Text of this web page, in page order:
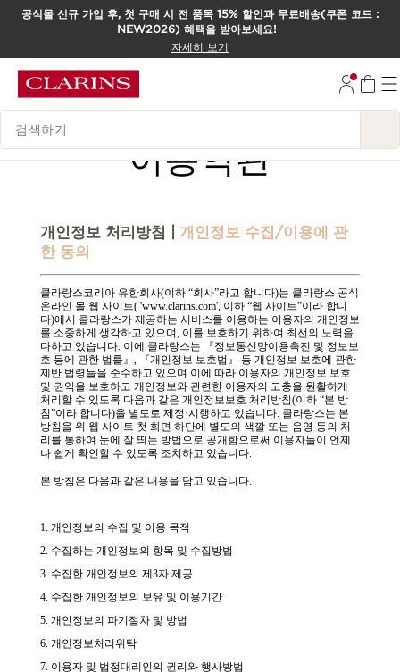
컨텐츠로 이동하기
공식몰 신규 가입 후, 첫 구매 시 전 품목 15% 할인과 무료배송(쿠폰 코드 :
NEW2026) 혜택을 받아보세요!
자세히 보기
범례 검색하기
뒤로
이용약관
개인정보 처리방침 |
개인정보 수집/이용에 관
한 동의
클라랑스코리아 유한회사(이하 “회사”라고 합니다)는 클라랑스 공식
온라인 몰 웹 사이트( 'www.clarins.com', 이하 “웹 사이트”이라 합니
다)에서 클라랑스가 제공하는 서비스를 이용하는 이용자의 개인정보
를 소중하게 생각하고 있으며, 이를 보호하기 위하여 최선의 노력을
다하고 있습니다. 이에 클라랑스는 『정보통신망이용촉진 및 정보보
호 등에 관한 법률』, 『개인정보 보호법』 등 개인정보 보호에 관한
제반 법령들을 준수하고 있으며 이에 따라 이용자의 개인정보 보호
및 권익을 보호하고 개인정보와 관련한 이용자의 고충을 원활하게
처리할 수 있도록 다음과 같은 개인정보보호 처리방침(이하 “본 방
침”이라 합니다)을 별도로 제정·시행하고 있습니다. 클라랑스는 본
방침을 위 웹 사이트 첫 화면 하단에 별도의 색깔 또는 음영 등의 처
리를 통하여 눈에 잘 띄는 방법으로 공개함으로써 이용자들이 언제
나 쉽게 확인할 수 있도록 조치하고 있습니다.
본 방침은 다음과 같은 내용을 담고 있습니다.
1. 개인정보의 수집 및 이용 목적
2. 수집하는 개인정보의 항목 및 수집방법
3. 수집한 개인정보의 제3자 제공
4. 수집한 개인정보의 보유 및 이용기간
5. 개인정보의 파기절차 및 방법
6. 개인정보처리위탁
7. 이용자 및 법정대리인의 권리와 행사방법